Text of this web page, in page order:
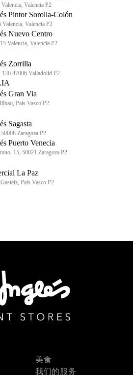
Valencia P2
Pintor Sorolla-Colón
Valencia P2
Nuevo Centro
Valencia, Valencia P2
Zorrilla
130 47006 Valladolid P2
Gran Via
País Vasco P2
Sagasta
Zaragoza P2
Puerto Venecia
15, 50021 Zaragoza P2
La Paz
País Vasco P2
美食
我们的服务